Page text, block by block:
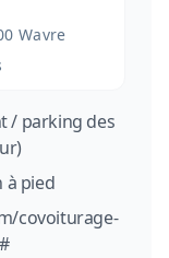
Wavre
/ parking des
à pied
covoiturage-